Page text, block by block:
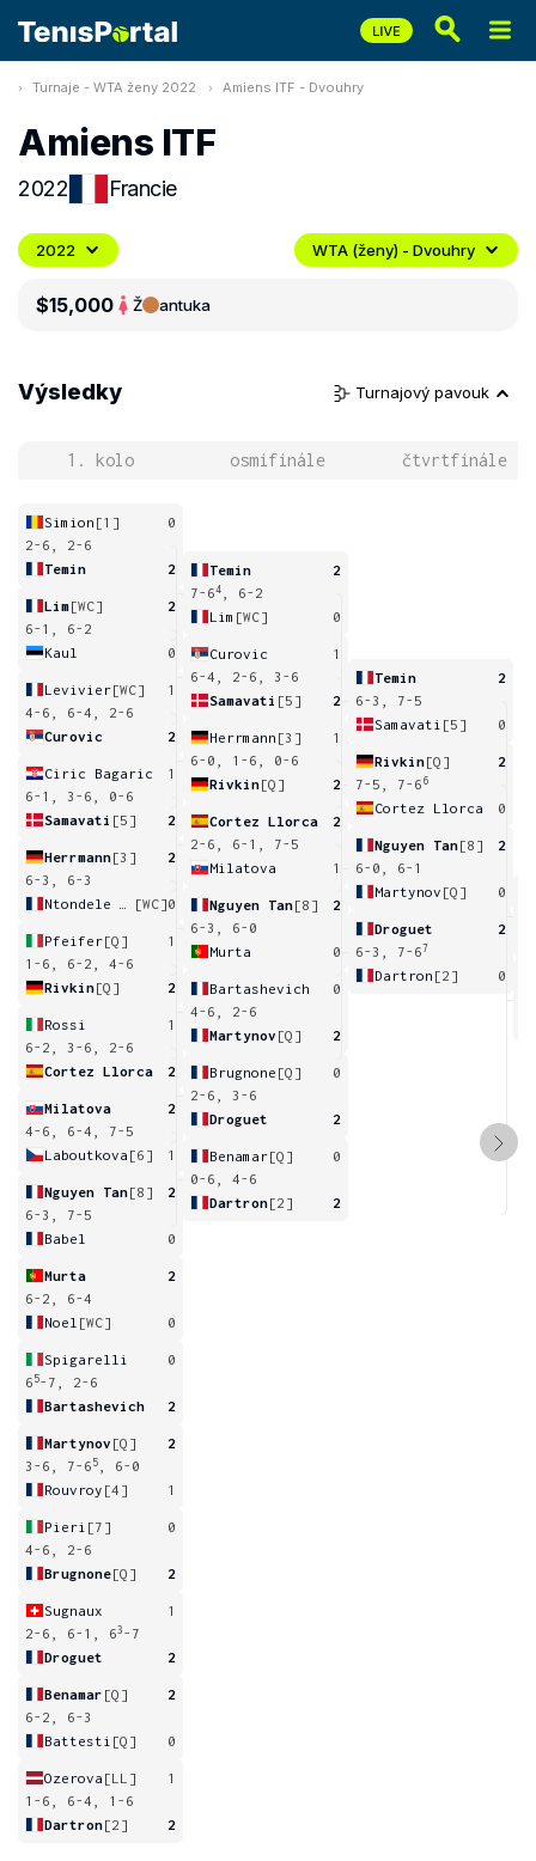
Turnaje - WTA ženy 2022 Amiens ITF - Dvouhry
Amiens ITF
2022 Francie
2022 WTA (ženy) - Dvouhry
$15,000 Ž antuka
Výsledky Turnajový pavouk
1. kolo osmifinále čtvrtfinále
Simion [1]
0
2-6, 2-6
Temin
2
Lim[WC]
2
6-1, 6-2
Kaul
0
Levivier[WC]
1
4-6, 6-4, 2-6
Curovic
2
Ciric Bagaric
1
6-1, 3-6, 0-6
Samavati [5] 2
Herrmann[3]
2
6-3, 6-3
[WC]0
Pfeifer[Q]
1
1-6, 6-2, 4-6
Rivkin[Q] 2
Rossi
1
6-2, 3-6, 2-6
Cortez Llorca
2
Milatova
2
4-6, 6-4, 7-5
Laboutkova [6] 1
Nguyen Tan[8]
2
6-3, 7-5
Babel
0
Murta
2
6-2, 6-4
Noel [WC] 0
Spigarelli
0
6 5-7, 2-6
Bartashevich
2
Martynov [Q]
2
3-6, 7-6 5
, 6-0
Rouvroy [4] 1
Pieri [7]
0
4-6, 2-6
Brugnone[Q] 2
Sugnaux
1
2-6, 6-1, 63 -7
Droguet
2
Benamar [Q]
2
6-2, 6-3
Battesti [Q] 0
Ozerova [LL]
1
1-6, 6-4, 1-6
Dartron[2] 2
Temin
2
7-64
, 6-2
Lim [WC] 0
Curovic
1
6-4, 2-6, 3-6
Samavati [5] 2
Herrmann [3]
1
6-0, 1-6, 0-6
Rivkin[Q] 2
Cortez Llorca
2
2-6, 6-1, 7-5
Milatova
1
Nguyen Tan[8]
2
6-3, 6-0
Murta
0
Bartashevich
0
4-6, 2-6
Martynov [Q] 2
Brugnone [Q]
0
2-6, 3-6
Droguet
2
Benamar[Q]
0
0-6, 4-6
Dartron[2] 2
Temin
2
6-3, 7-5
Samavati [5] 0
Rivkin[Q]
2
7-5, 7-6 6
Cortez Llorca 0
Nguyen Tan[8]
2
6-0, 6-1
Martynov [Q] 0
Droguet
2
6-3, 7-67
Dartron [2] 0